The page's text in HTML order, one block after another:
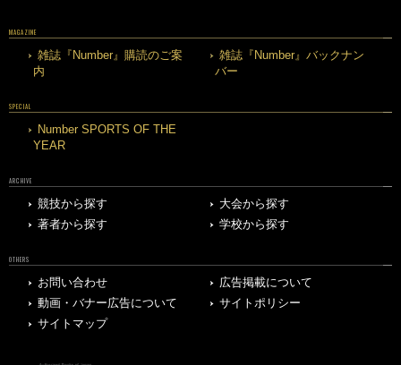
MAGAZINE
雑誌『Number』購読のご案
内
雑誌『Number』バックナン
バー
SPECIAL
Number SPORTS OF THE
YEAR
ARCHIVE
競技から探す
大会から探す
著者から探す
学校から探す
OTHERS
お問い合わせ
広告掲載について
動画・バナー広告について
サイトポリシー
サイトマップ